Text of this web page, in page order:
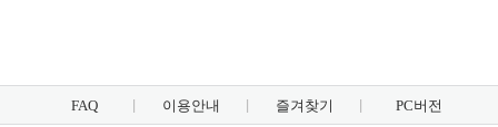
FAQ 이용안내 즐겨찾기 PC버전